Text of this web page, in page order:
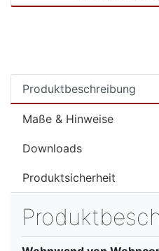
Produktbeschreibung
Maße & Hinweise
Downloads
Produktsicherheit